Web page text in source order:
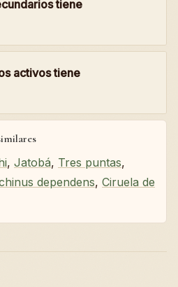
tiene
activos tiene
, Jatobá, Tres puntas,
dependens, Ciruela de